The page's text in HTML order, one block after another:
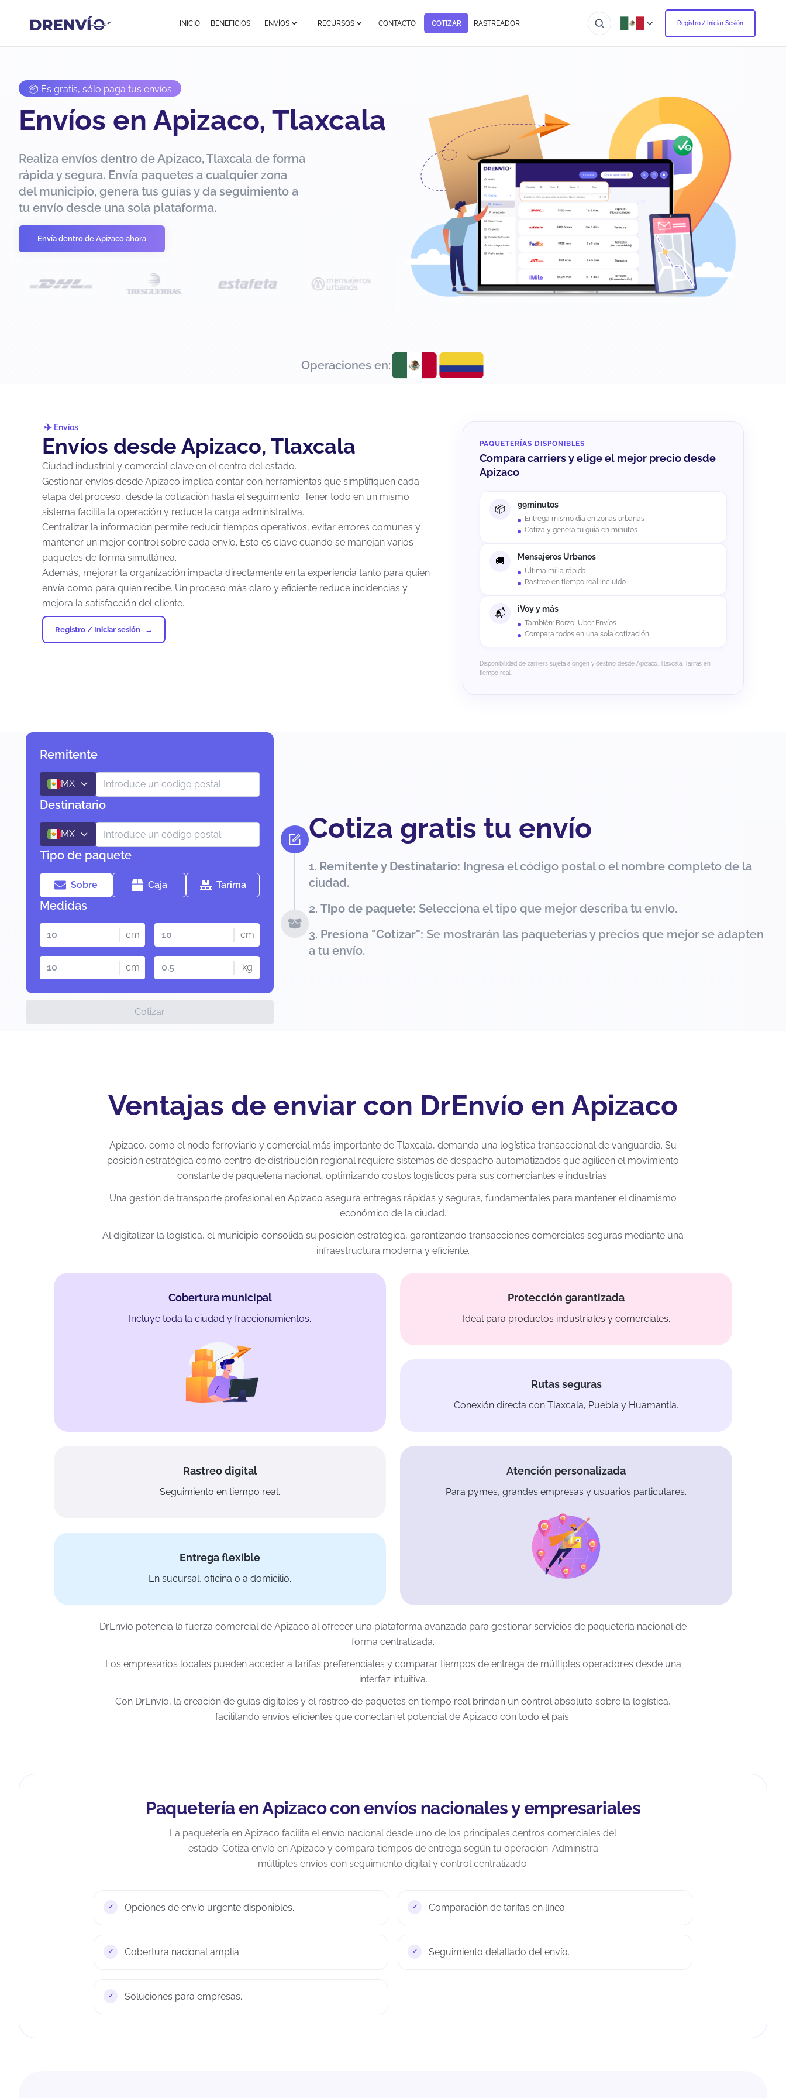
INICIO BENEFICIOS ENVÍOS RECURSOS CONTACTO COTIZAR RASTREADOR Registro / Iniciar Sesión
📦 Es gratis, sólo paga tus envíos
Envíos en Apizaco, Tlaxcala
Realiza envíos dentro de Apizaco, Tlaxcala de forma
rápida y segura. Envía paquetes a cualquier zona
del municipio, genera tus guías y da seguimiento a
tu envío desde una sola plataforma.
Envía dentro de Apizaco ahora
Operaciones en:
Envíos
Envíos desde Apizaco, Tlaxcala
Ciudad industrial y comercial clave en el centro del estado.
Gestionar envíos desde Apizaco implica contar con herramientas que simplifiquen cada
etapa del proceso, desde la cotización hasta el seguimiento. Tener todo en un mismo
sistema facilita la operación y reduce la carga administrativa.
Centralizar la información permite reducir tiempos operativos, evitar errores comunes y
mantener un mejor control sobre cada envío. Esto es clave cuando se manejan varios
paquetes de forma simultánea.
Además, mejorar la organización impacta directamente en la experiencia tanto para quien
envía como para quien recibe. Un proceso más claro y eficiente reduce incidencias y
mejora la satisfacción del cliente.
Registro / Iniciar sesión
PAQUETERÍAS DISPONIBLES
Compara carriers y elige el mejor precio desde
Apizaco
99minutos
Entrega mismo día en zonas urbanas
Cotiza y genera tu guía en minutos
Mensajeros Urbanos
Última milla rápida
Rastreo en tiempo real incluido
iVoy y más
También: Borzo, Uber Envíos
Compara todos en una sola cotización
Disponibilidad de carriers sujeta a origen y destino desde Apizaco, Tlaxcala. Tarifas en
tiempo real.
Remitente
MX
Destinatario
MX
Tipo de paquete
Sobre Caja Tarima
Medidas
cm cm
cm kg
Cotizar
Cotiza gratis tu envío
Remitente y Destinatario: Ingresa el código postal o el nombre completo de la
ciudad.
Tipo de paquete: Selecciona el tipo que mejor describa tu envío.
Presiona "Cotizar": Se mostrarán las paqueterías y precios que mejor se adapten
a tu envío.
Ventajas de enviar con DrEnvío en Apizaco
Apizaco, como el nodo ferroviario y comercial más importante de Tlaxcala, demanda una logística transaccional de vanguardia. Su
posición estratégica como centro de distribución regional requiere sistemas de despacho automatizados que agilicen el movimiento
constante de paquetería nacional, optimizando costos logísticos para sus comerciantes e industrias.
Una gestión de transporte profesional en Apizaco asegura entregas rápidas y seguras, fundamentales para mantener el dinamismo
económico de la ciudad.
Al digitalizar la logística, el municipio consolida su posición estratégica, garantizando transacciones comerciales seguras mediante una
infraestructura moderna y eficiente.
Cobertura municipal
Incluye toda la ciudad y fraccionamientos.
Protección garantizada
Ideal para productos industriales y comerciales.
Rutas seguras
Conexión directa con Tlaxcala, Puebla y Huamantla.
Rastreo digital
Seguimiento en tiempo real.
Atención personalizada
Para pymes, grandes empresas y usuarios particulares.
Entrega flexible
En sucursal, oficina o a domicilio.
DrEnvío potencia la fuerza comercial de Apizaco al ofrecer una plataforma avanzada para gestionar servicios de paquetería nacional de
forma centralizada.
Los empresarios locales pueden acceder a tarifas preferenciales y comparar tiempos de entrega de múltiples operadores desde una
interfaz intuitiva.
Con DrEnvío, la creación de guías digitales y el rastreo de paquetes en tiempo real brindan un control absoluto sobre la logística,
facilitando envíos eficientes que conectan el potencial de Apizaco con todo el país.
Paquetería en Apizaco con envíos nacionales y empresariales
La paquetería en Apizaco facilita el envío nacional desde uno de los principales centros comerciales del
estado. Cotiza envío en Apizaco y compara tiempos de entrega según tu operación. Administra
múltiples envíos con seguimiento digital y control centralizado.
Opciones de envío urgente disponibles. Comparación de tarifas en línea.
Cobertura nacional amplia. Seguimiento detallado del envío.
Soluciones para empresas.